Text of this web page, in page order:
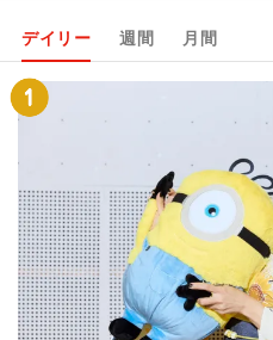
デイリー 週間 月間